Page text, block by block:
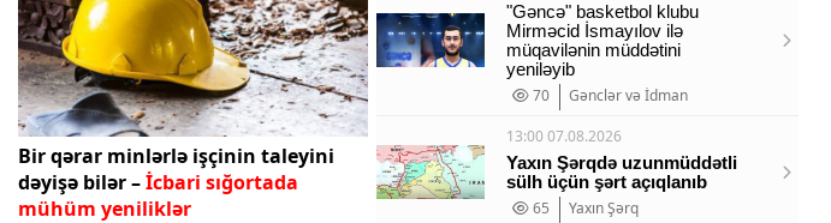
Bir qərar minlərlə işçinin taleyini
dəyişə bilər –İcbari sığortada
mühüm yeniliklər
"Gəncə" basketbol klubu
Mirməcid İsmayılov ilə
müqavilənin müddətini
yeniləyib
70
Gənclər və İdman
13:00 07.08.2026
Yaxın Şərqdə uzunmüddətli
sülh üçün şərt açıqlanıb
65
Yaxın Şərq